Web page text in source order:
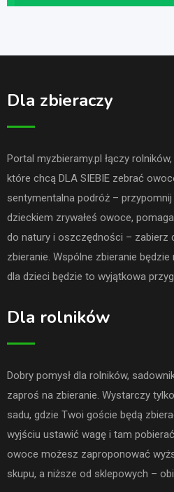
Dla zbieraczy
Portal myzbieramy.pl łączy
które chcą DLA SIEBIE zebrać
sentymentalna podróż –
dzieckiem zrywałeś owoce,
do natury i oszczędności – zabierz
zbieranie. Wspólne zbieranie
dla dzieci będzie to wyjątkowa
Dla rolników
Dobry pomysł dla rolników,
zaproś na zbieranie. Wystarczy
sadu, gdzie Twoi goście będą
wyjściu ustawić wagę i tam
owoce możesz zaproponować
skupu, a niższe od sklepowych –